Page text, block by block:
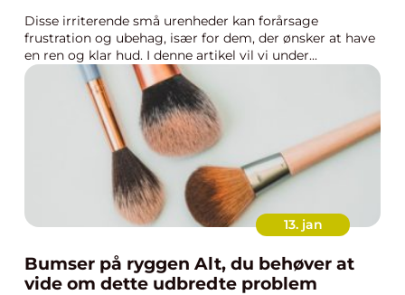
Disse irriterende små urenheder kan forårsage
frustration og ubehag, især for dem, der ønsker at have
en ren og klar hud. I denne artikel vil vi under...
13. jan
Bumser på ryggen Alt, du behøver at
vide om dette udbredte problem